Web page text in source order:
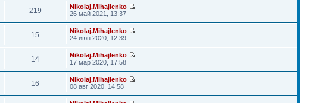
219
Nikolaj.Mihajlenko
26 май 2021, 13:37
15
Nikolaj.Mihajlenko
24 июн 2020, 12:39
14
Nikolaj.Mihajlenko
17 мар 2020, 17:58
16
Nikolaj.Mihajlenko
08 авг 2020, 14:58